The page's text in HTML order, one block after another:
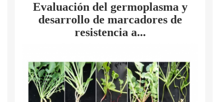
Evaluación del germoplasma y
desarrollo de marcadores de
resistencia a...